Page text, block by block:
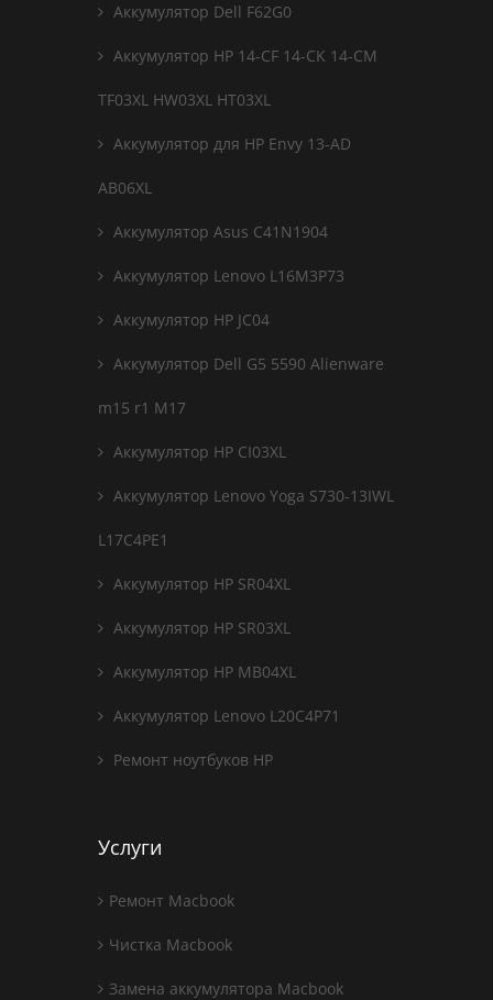
Аккумулятор Dell F62G0
Аккумулятор HP 14-CF 14-CK 14-CM
TF03XL HW03XL HT03XL
Аккумулятор для HP Envy 13-AD
AB06XL
Аккумулятор Asus C41N1904
Аккумулятор Lenovo L16M3P73
Аккумулятор HP JC04
Аккумулятор Dell G5 5590 Alienware
m15 r1 M17
Аккумулятор HP CI03XL
Аккумулятор Lenovo Yoga S730-13IWL
L17C4PE1
Аккумулятор HP SR04XL
Аккумулятор HP SR03XL
Аккумулятор HP MB04XL
Аккумулятор Lenovo L20C4P71
Ремонт ноутбуков HP
Услуги
Ремонт Macbook
Чистка Macbook
Замена аккумулятора Macbook